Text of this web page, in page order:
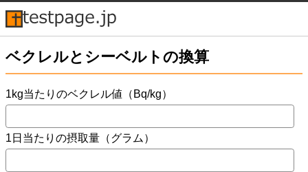
ベクレルとシーベルトの換算
1kg当たりのベクレル値（Bq/kg）
1日当たりの摂取量（グラム）